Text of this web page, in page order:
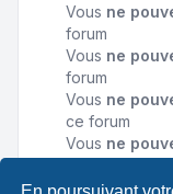
Vous ne
forum
Vous ne
forum
Vous ne
ce forum
Vous ne